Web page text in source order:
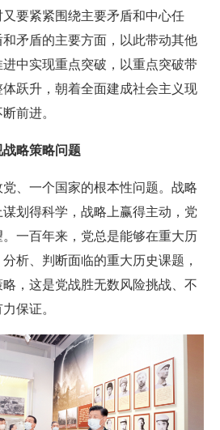
要紧紧围绕主要矛盾和中心任
矛盾的主要方面，以此带动其他
中实现重点突破，以重点突破带
跃升，朝着全面建成社会主义现
前进。
略策略问题
、一个国家的根本性问题。战略
划得科学，战略上赢得主动，党
一百年来，党总是能够在重大历
析、判断面临的重大历史课题，
，这是党战胜无数风险挑战、不
保证。